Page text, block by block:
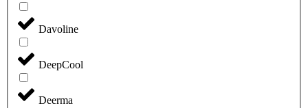
Davoline
DeepCool
Deerma